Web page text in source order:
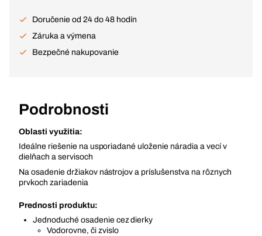
Doručenie od 24 do 48 hodín
Záruka a výmena
Bezpečné nakupovanie
Podrobnosti
Oblasti využitia:
Ideálne riešenie na usporiadané uloženie náradia a vecí v
dielňach a servisoch
Na osadenie držiakov nástrojov a príslušenstva na rôznych
prvkoch zariadenia
Prednosti produktu:
Jednoduché osadenie cez dierky
Vodorovne, či zvislo